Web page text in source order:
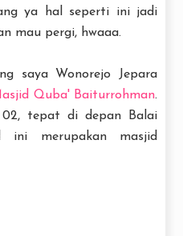
ya hal seperti ini jadi
mau pergi, hwaaa.
saya Wonorejo Jepara
Quba' Baiturrohman.
tepat di depan Balai
ini merupakan masjid